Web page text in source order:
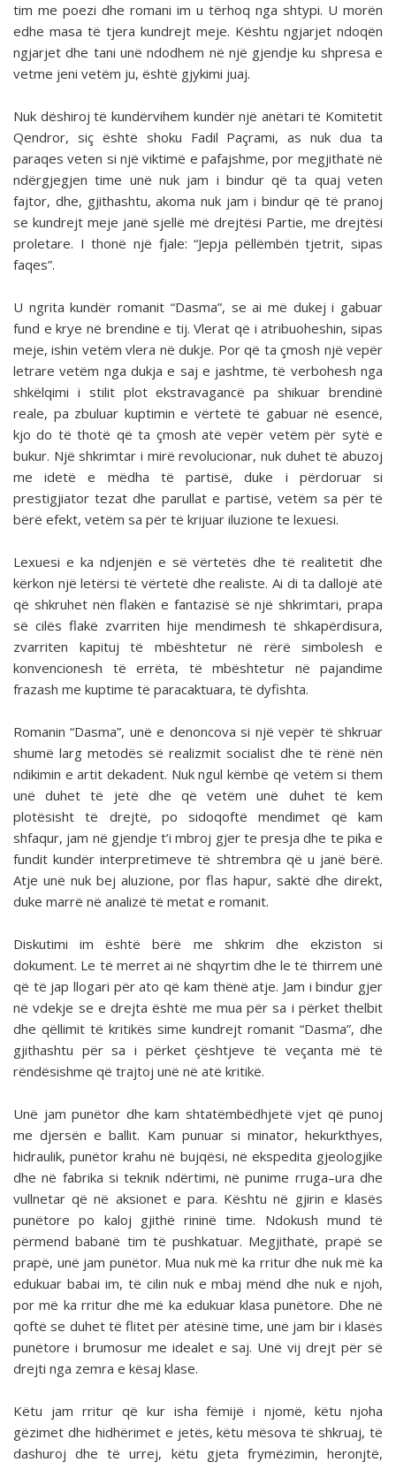
tim me poezi dhe romani im u tërhoq nga shtypi. U morën
edhe masa të tjera kundrejt meje. Kështu ngjarjet ndoqën
ngjarjet dhe tani unë ndodhem në një gjendje ku shpresa e
vetme jeni vetëm ju, është gjykimi juaj.
Nuk dëshiroj të kundërvihem kundër një anëtari të Komitetit
Qendror, siç është shoku Fadil Paçrami, as nuk dua ta
paraqes veten si një viktimë e pafajshme, por megjithatë në
ndërgjegjen time unë nuk jam i bindur që ta quaj veten
fajtor, dhe, gjithashtu, akoma nuk jam i bindur që të pranoj
se kundrejt meje janë sjellë më drejtësi Partie, me drejtësi
proletare. I thonë një fjale: “Jepja pëllëmbën tjetrit, sipas
faqes”.
U ngrita kundër romanit “Dasma”, se ai më dukej i gabuar
fund e krye në brendinë e tij. Vlerat që i atribuoheshin, sipas
meje, ishin vetëm vlera në dukje. Por që ta çmosh një vepër
letrare vetëm nga dukja e saj e jashtme, të verbohesh nga
shkëlqimi i stilit plot ekstravagancë pa shikuar brendinë
reale, pa zbuluar kuptimin e vërtetë të gabuar në esencë,
kjo do të thotë që ta çmosh atë vepër vetëm për sytë e
bukur. Një shkrimtar i mirë revolucionar, nuk duhet të abuzoj
me idetë e mëdha të partisë, duke i përdoruar si
prestigjiator tezat dhe parullat e partisë, vetëm sa për të
bërë efekt, vetëm sa për të krijuar iluzione te lexuesi.
Lexuesi e ka ndjenjën e së vërtetës dhe të realitetit dhe
kërkon një letërsi të vërtetë dhe realiste. Ai di ta dallojë atë
që shkruhet nën flakën e fantazisë së një shkrimtari, prapa
së cilës flakë zvarriten hije mendimesh të shkapërdisura,
zvarriten kapituj të mbështetur në rërë simbolesh e
konvencionesh të errëta, të mbështetur në pajandime
frazash me kuptime të paracaktuara, të dyfishta.
Romanin “Dasma”, unë e denoncova si një vepër të shkruar
shumë larg metodës së realizmit socialist dhe të rënë nën
ndikimin e artit dekadent. Nuk ngul këmbë që vetëm si them
unë duhet të jetë dhe që vetëm unë duhet të kem
plotësisht të drejtë, po sidoqoftë mendimet që kam
shfaqur, jam në gjendje t’i mbroj gjer te presja dhe te pika e
fundit kundër interpretimeve të shtrembra që u janë bërë.
Atje unë nuk bej aluzione, por flas hapur, saktë dhe direkt,
duke marrë në analizë të metat e romanit.
Diskutimi im është bërë me shkrim dhe ekziston si
dokument. Le të merret ai në shqyrtim dhe le të thirrem unë
që të jap llogari për ato që kam thënë atje. Jam i bindur gjer
në vdekje se e drejta është me mua për sa i përket thelbit
dhe qëllimit të kritikës sime kundrejt romanit “Dasma”, dhe
gjithashtu për sa i përket çështjeve të veçanta më të
rëndësishme që trajtoj unë në atë kritikë.
Unë jam punëtor dhe kam shtatëmbëdhjetë vjet që punoj
me djersën e ballit. Kam punuar si minator, hekurkthyes,
hidraulik, punëtor krahu në bujqësi, në ekspedita gjeologjike
dhe në fabrika si teknik ndërtimi, në punime rruga–ura dhe
vullnetar që në aksionet e para. Kështu në gjirin e klasës
punëtore po kaloj gjithë rininë time. Ndokush mund të
përmend babanë tim të pushkatuar. Megjithatë, prapë se
prapë, unë jam punëtor. Mua nuk më ka rritur dhe nuk më ka
edukuar babai im, të cilin nuk e mbaj mënd dhe nuk e njoh,
por më ka rritur dhe më ka edukuar klasa punëtore. Dhe në
qoftë se duhet të flitet për atësinë time, unë jam bir i klasës
punëtore i brumosur me idealet e saj. Unë vij drejt për së
drejti nga zemra e kësaj klase.
Këtu jam rritur që kur isha fëmijë i njomë, këtu njoha
gëzimet dhe hidhërimet e jetës, këtu mësova të shkruaj, të
dashuroj dhe të urrej, këtu gjeta frymëzimin, heronjtë,